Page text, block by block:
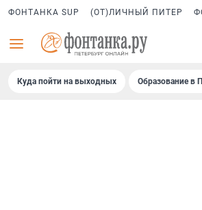
ФОНТАНКА SUP (ОТ)ЛИЧНЫЙ ПИТЕР
Куда пойти на выходных Образование в